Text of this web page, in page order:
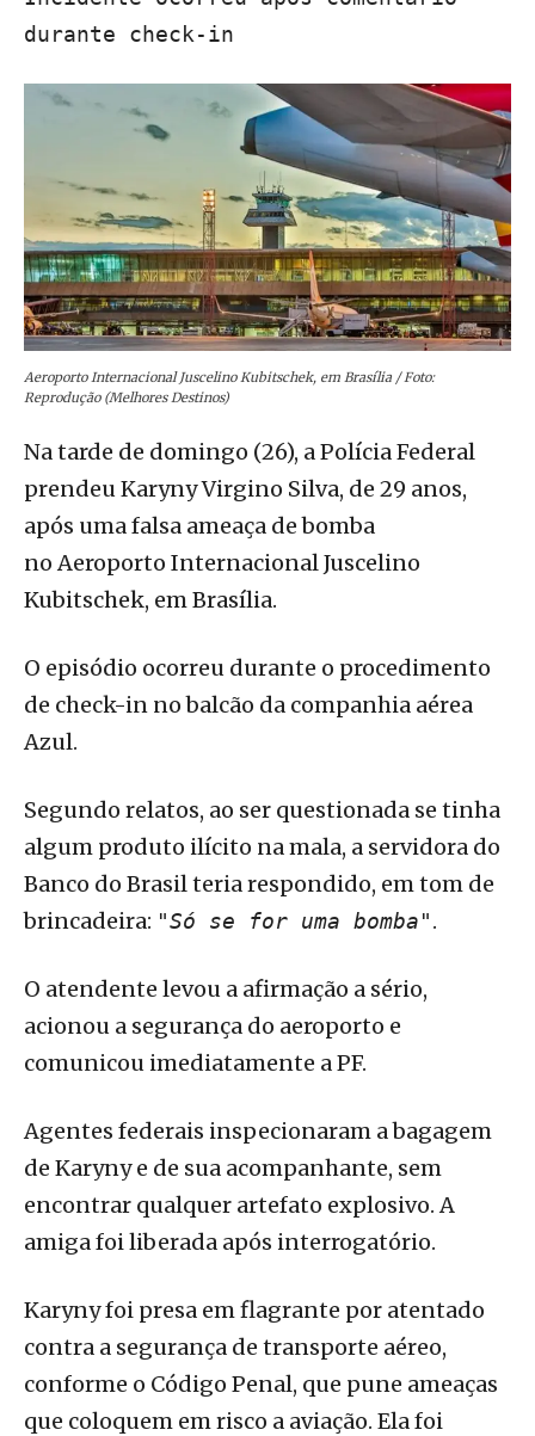
durante check-in
Aeroporto Internacional Juscelino Kubitschek, em Brasília / Foto:
Reprodução (Melhores Destinos)
Na tarde de domingo (26), a Polícia Federal
prendeu Karyny Virgino Silva, de 29 anos,
após uma falsa ameaça de bomba
no Aeroporto Internacional Juscelino
Kubitschek, em Brasília.
O episódio ocorreu durante o procedimento
de check-in no balcão da companhia aérea
Azul.
Segundo relatos, ao ser questionada se tinha
algum produto ilícito na mala, a servidora do
Banco do Brasil teria respondido, em tom de
brincadeira: "Só se for uma bomba".
O atendente levou a afirmação a sério,
acionou a segurança do aeroporto e
comunicou imediatamente a PF.
Agentes federais inspecionaram a bagagem
de Karyny e de sua acompanhante, sem
encontrar qualquer artefato explosivo. A
amiga foi liberada após interrogatório.
Karyny foi presa em flagrante por atentado
contra a segurança de transporte aéreo,
conforme o Código Penal, que pune ameaças
que coloquem em risco a aviação. Ela foi